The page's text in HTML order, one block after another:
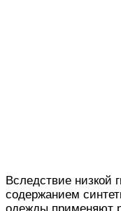
Вследствие низкой
содержанием
одежды применяют